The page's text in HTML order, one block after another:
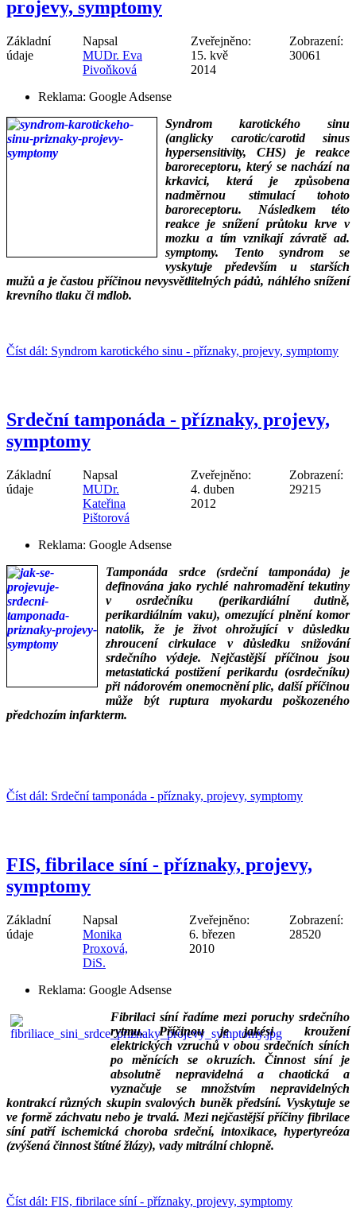
projevy, symptomy
Základní
údaje
Napsal
MUDr. Eva
Pivoňková
Zveřejněno:
15. kvě
2014
Zobrazení:
30061
Reklama: Google Adsense
Syndrom karotického sinu
(anglicky carotic/carotid sinus
hypersensitivity, CHS) je reakce
baroreceptoru, který se nachází na
krkavici, která je způsobena
nadměrnou stimulací tohoto
baroreceptoru. Následkem této
reakce je snížení průtoku krve v
mozku a tím vznikají závratě ad.
symptomy. Tento syndrom se
vyskytuje především u starších
mužů a je častou příčinou nevysvětlitelných pádů, náhlého snížení
krevního tlaku či mdlob.
Číst dál: Syndrom karotického sinu - příznaky, projevy, symptomy
Srdeční tamponáda - příznaky, projevy,
symptomy
Základní
údaje
Napsal
MUDr.
Kateřina
Pištorová
Zveřejněno:
4. duben
2012
Zobrazení:
29215
Reklama: Google Adsense
Tamponáda srdce (srdeční tamponáda) je
definována jako rychlé nahromadění tekutiny
v osrdečníku (perikardiální dutině,
perikardiálním vaku), omezující plnění komor
natolik, že je život ohrožující v důsledku
zhroucení cirkulace v důsledku snižování
srdečního výdeje. Nejčastější příčinou jsou
metastatická postižení perikardu (osrdečníku)
při nádorovém onemocnění plic, další příčinou
může být ruptura myokardu poškozeného
předchozím infarkterm.
Číst dál: Srdeční tamponáda - příznaky, projevy, symptomy
FIS, fibrilace síní - příznaky, projevy,
symptomy
Základní
údaje
Napsal
Monika
Proxová,
DiS.
Zveřejněno:
6. březen
2010
Zobrazení:
28520
Reklama: Google Adsense
Fibrilaci síní řadíme mezi poruchy srdečního
rytmu. Příčinou je jakési kroužení
elektrických vzruchů v obou srdečních síních
po měnících se okruzích. Činnost síní je
absolutně nepravidelná a chaotická a
vyznačuje se množstvím nepravidelných
kontrakcí různých skupin svalových buněk předsíní. Vyskytuje se
ve formě záchvatu nebo je trvalá. Mezi nejčastější příčiny fibrilace
síní patří ischemická choroba srdeční, intoxikace, hypertyreóza
(zvýšená činnost štítné žlázy), vady mitrální chlopně.
Číst dál: FIS, fibrilace síní - příznaky, projevy, symptomy